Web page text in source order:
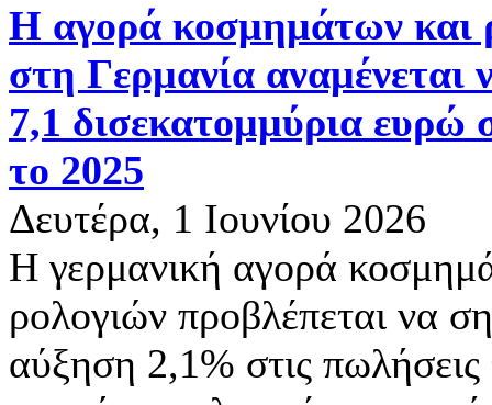
Η αγορά κοσμημάτων και
στη Γερμανία αναμένεται
7,1 δισεκατομμύρια ευρώ
το 2025
Δευτέρα, 1 Ιουνίου 2026
Η γερμανική αγορά
ρολογιών προβλέπεται να
αύξηση 2,1% στις